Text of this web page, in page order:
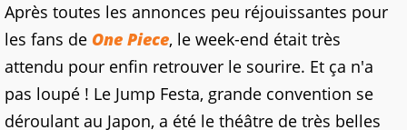
Après toutes les annonces peu réjouissantes pour
les fans de One Piece, le week-end était très
attendu pour enfin retrouver le sourire. Et ça n'a
pas loupé ! Le Jump Festa, grande convention se
déroulant au Japon, a été le théâtre de très belles